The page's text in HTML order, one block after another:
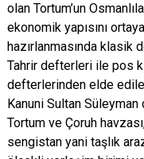
olan Tortum’un
ekonomik yapısını
hazırlanmasında klasik
Tahrir defterleri ile pos
defterlerinden elde
Kanuni Sultan
Tortum ve Çoruh
sengistan yani taşlık